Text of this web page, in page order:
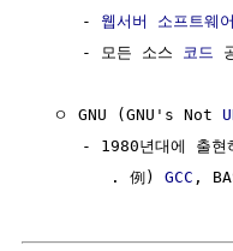
     -
웹서버
소프트웨어
     - 모든 소스
코드
  ㅇ GNU (GNU's Not
- 1980년대에 출현
        . 例)
GCC ,